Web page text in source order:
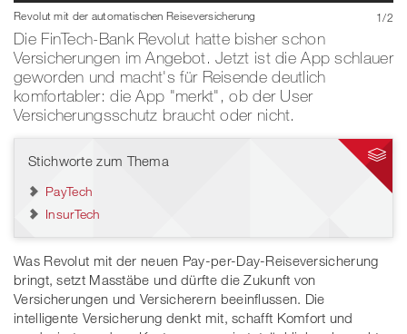
Revolut mit der automatischen Reiseversicherung
1/2
Die FinTech-Bank Revolut hatte bisher schon
Versicherungen im Angebot. Jetzt ist die App schlauer
geworden und macht's für Reisende deutlich
komfortabler: die App "merkt", ob der User
Versicherungsschutz braucht oder nicht.
Stichworte zum Thema
PayTech
InsurTech
Was Revolut mit der neuen Pay-per-Day-Reiseversicherung
bringt, setzt Masstäbe und dürfte die Zukunft von
Versicherungen und Versicherern beeinflussen. Die
intelligente Versicherung denkt mit, schafft Komfort und